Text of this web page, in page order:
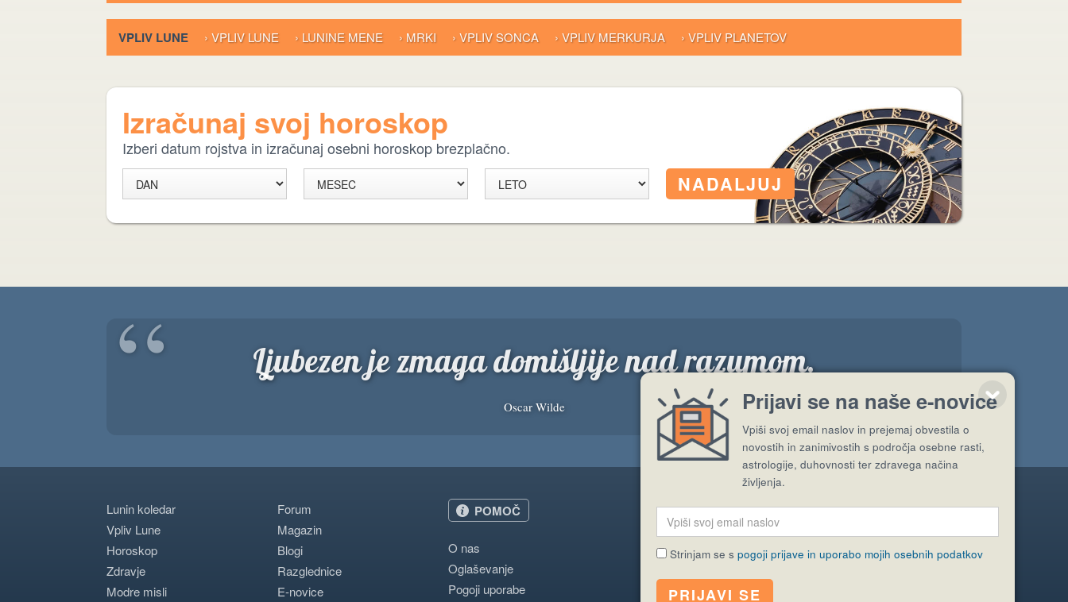
VPLIV LUNE › VPLIV LUNE › LUNINE MENE › MRKI › VPLIV SONCA › VPLIV MERKURJA › VPLIV PLANETOV
Izračunaj svoj horoskop
Izberi datum rojstva in izračunaj osebni horoskop brezplačno.
Ljubezen je zmaga domišljije nad razumom.
Oscar Wilde ”
“
Lunin koledar
Vpliv Lune
Horoskop
Zdravje
Modre misli
Forum
Magazin
Blogi
Razglednice
E-novice
POMOČ
O nas
Oglaševanje
Pogoji uporabe
Pošlji stran
Prijavi se na naše e-novice
Vpiši svoj email naslov in prejemaj obvestila o
novostih in zanimivostih s področja osebne rasti,
astrologije, duhovnosti ter zdravega načina
življenja.
Strinjam se spogoji prijave in uporabo mojih osebnih podatkov